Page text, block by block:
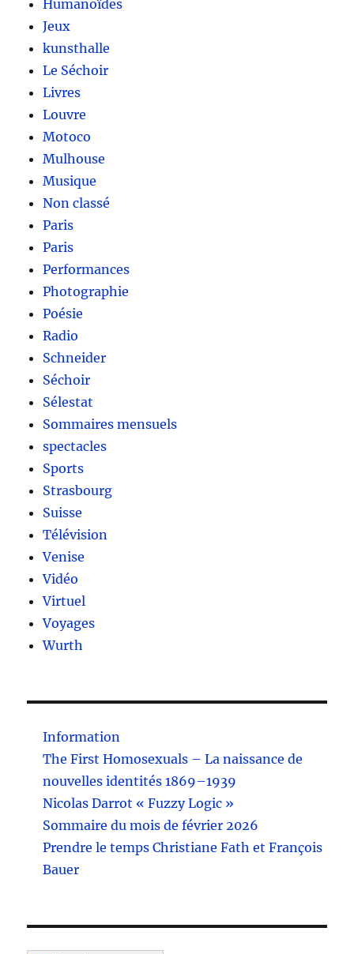
Humanoïdes
Jeux
kunsthalle
Le Séchoir
Livres
Louvre
Motoco
Mulhouse
Musique
Non classé
Paris
Paris
Performances
Photographie
Poésie
Radio
Schneider
Séchoir
Sélestat
Sommaires mensuels
spectacles
Sports
Strasbourg
Suisse
Télévision
Venise
Vidéo
Virtuel
Voyages
Wurth
Information
The First Homosexuals – La naissance de
nouvelles identités 1869–1939
Nicolas Darrot « Fuzzy Logic »
Sommaire du mois de février 2026
Prendre le temps Christiane Fath et François
Bauer